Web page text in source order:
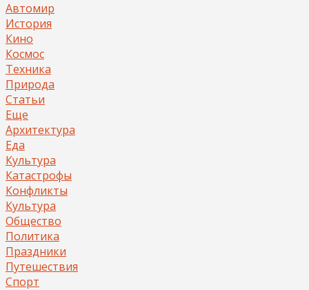
Автомир
История
Кино
Космос
Техника
Природа
Статьи
Еще
Архитектура
Еда
Культура
Катастрофы
Конфликты
Культура
Общество
Политика
Праздники
Путешествия
Спорт